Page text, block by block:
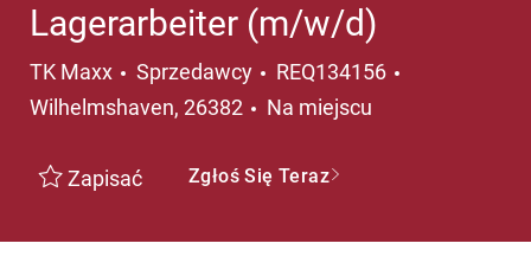
Lagerarbeiter (m/w/d)
TK Maxx Kategoria
Sprzedawcy REQ134156
Wilhelmshaven, 26382
Na miejscu
Zapisać Zgłoś Się Teraz